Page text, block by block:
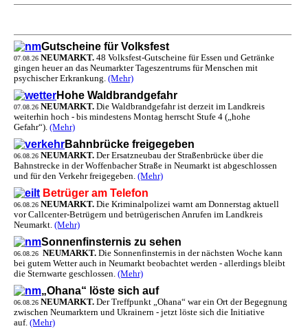
Gutscheine für Volksfest
07.08.26 NEUMARKT. 48 Volksfest-Gutscheine für Essen und Getränke
gingen heuer an das Neumarkter Tageszentrums für Menschen mit
psychischer Erkrankung. (Mehr)
Hohe Waldbrandgefahr
07.08.26 NEUMARKT. Die Waldbrandgefahr ist derzeit im Landkreis
weiterhin hoch - bis mindestens Montag herrscht Stufe 4 („hohe
Gefahr“). (Mehr)
Bahnbrücke freigegeben
06.08.26 NEUMARKT. Der Ersatzneubau der Straßenbrücke über die
Bahnstrecke in der Woffenbacher Straße in Neumarkt ist abgeschlossen
und für den Verkehr freigegeben. (Mehr)
Betrüger am Telefon
06.08.26 NEUMARKT. Die Kriminalpolizei warnt am Donnerstag aktuell
vor Callcenter-Betrügern und betrügerischen Anrufen im Landkreis
Neumarkt. (Mehr)
Sonnenfinsternis zu sehen
06.08.26 NEUMARKT. Die Sonnenfinsternis in der nächsten Woche kann
bei gutem Wetter auch in Neumarkt beobachtet werden - allerdings bleibt
die Sternwarte geschlossen. (Mehr)
„Ohana“ löste sich auf
06.08.26 NEUMARKT. Der Treffpunkt „Ohana“ war ein Ort der Begegnung
zwischen Neumarktern und Ukrainern - jetzt löste sich die Initiative
auf. (Mehr)